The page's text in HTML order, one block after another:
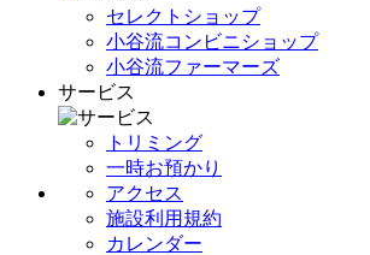
セレクトショップ
小谷流コンビニショップ
小谷流ファーマーズ
サービス
トリミング
一時お預かり
アクセス
施設利用規約
カレンダー